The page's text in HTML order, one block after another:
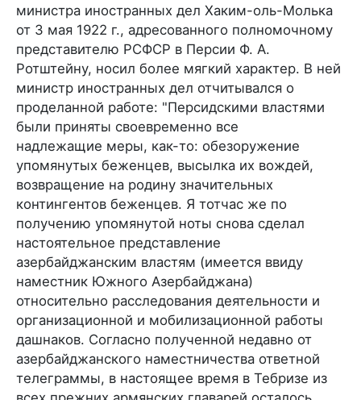
министра иностранных дел Хаким-оль-Молька
от 3 мая 1922 г., адресованного полномочному
представителю РСФСР в Персии Ф. А.
Ротштейну, носил более мягкий характер. В ней
министр иностранных дел отчитывался о
проделанной работе: "Персидскими властями
были приняты своевременно все
надлежащие меры, как-то: обезоружение
упомянутых беженцев, высылка их вождей,
возвращение на родину значительных
контингентов беженцев. Я тотчас же по
получению упомянутой ноты снова сделал
настоятельное представление
азербайджанским властям (имеется ввиду
наместник Южного Азербайджана)
относительно расследования деятельности и
организационной и мобилизационной работы
дашнаков. Согласно полученной недавно от
азербайджанского наместничества ответной
телеграммы, в настоящее время в Тебризе из